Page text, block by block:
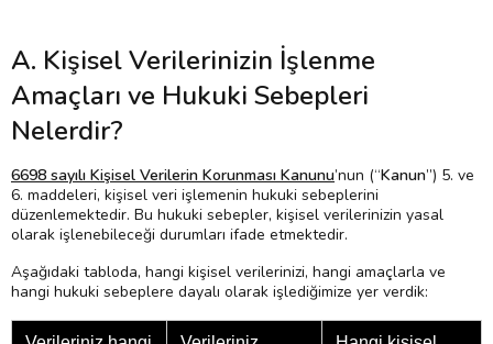
A. Kişisel Verilerinizin İşlenme
Amaçları ve Hukuki Sebepleri
Nelerdir?
6698 sayılı Kişisel Verilerin Korunması Kanunu’nun (“Kanun”) 5. ve
6. maddeleri, kişisel veri işlemenin hukuki sebeplerini
düzenlemektedir. Bu hukuki sebepler, kişisel verilerinizin yasal
olarak işlenebileceği durumları ifade etmektedir.
Aşağıdaki tabloda, hangi kişisel verilerinizi, hangi amaçlarla ve
hangi hukuki sebeplere dayalı olarak işlediğimize yer verdik: